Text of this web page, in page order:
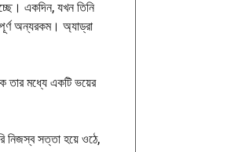
একদিন, যখন তিনি
অন্যরকম। অ্যাড্রা
তার মধ্যে একটি ভয়ের
নিজস্ব সত্তা হয়ে ওঠে,